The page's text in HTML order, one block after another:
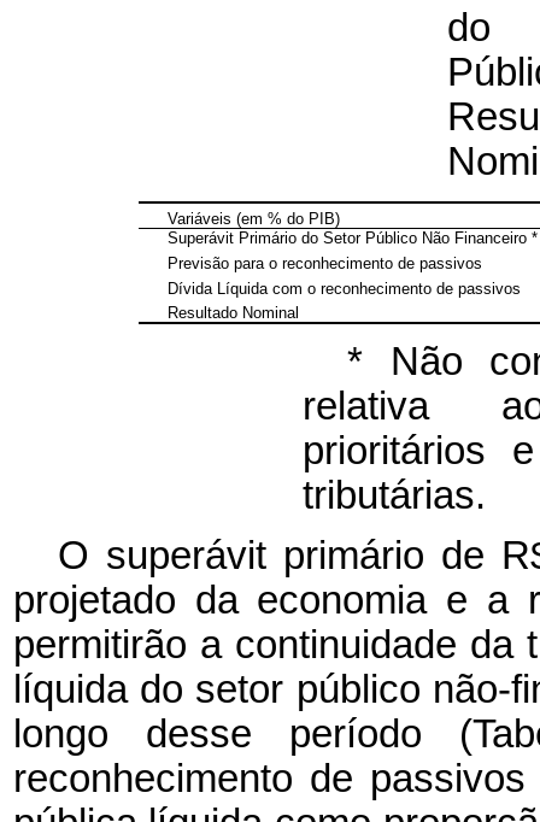
Variáveis (em % do PIB)
Superávit Primário do Setor Público Não Financeiro *
Previsão para o reconhecimento de passivos
Dívida Líquida com o reconhecimento de passivos
Resultado Nominal
* Não
relativa
prioritários
tributárias.
O superávit primário de
projetado da economia e a
permitirão a continuidade da
líquida do setor público não-
longo desse período
reconhecimento de